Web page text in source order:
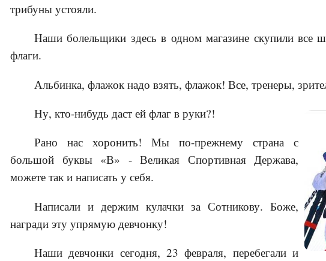
трибуны устояли.
Наши болельщики здесь в одном магазине скупили все
флаги.
Альбинка, флажок надо взять, флажок! Все, тренеры,
Ну, кто-нибудь даст ей флаг в руки?!
Рано нас хоронить! Мы по-прежнему страна с
большой буквы «В» - Великая Спортивная Держава,
можете так и написать у себя.
Написали и держим кулачки за Сотникову. Боже,
награди эту упрямую девчонку!
Наши девчонки сегодня, 23 февраля, перебегали и